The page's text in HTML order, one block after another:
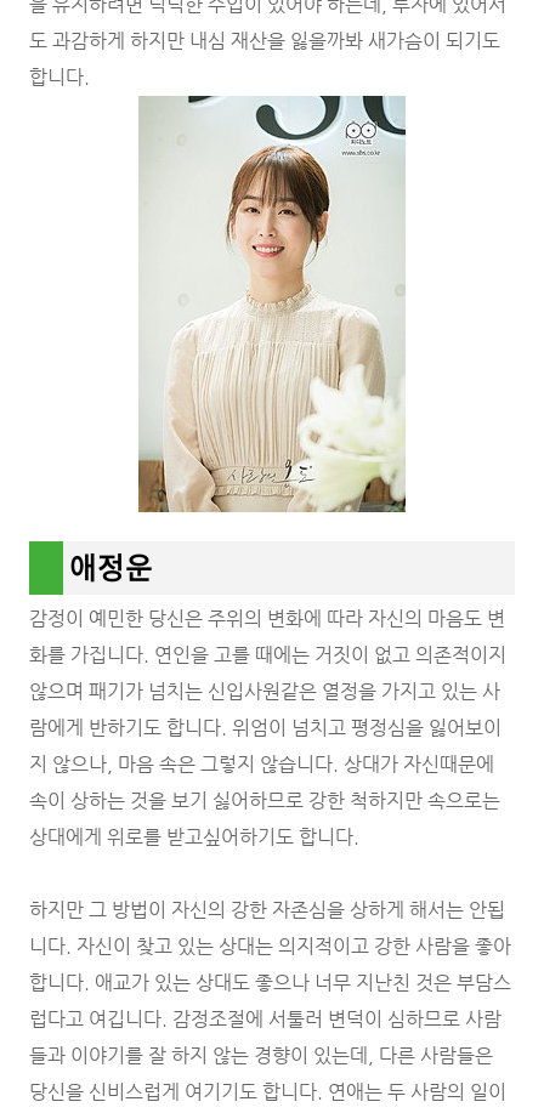
도 과감하게 하지만 내심 재산을 잃을까봐 새가슴이 되기도
합니다.
애정운
감정이 예민한 당신은 주위의 변화에 따라 자신의 마음도 변
화를 가집니다. 연인을 고를 때에는 거짓이 없고 의존적이지
않으며 패기가 넘치는 신입사원같은 열정을 가지고 있는 사
람에게 반하기도 합니다. 위엄이 넘치고 평정심을 잃어보이
지 않으나, 마음 속은 그렇지 않습니다. 상대가 자신때문에
속이 상하는 것을 보기 싫어하므로 강한 척하지만 속으로는
상대에게 위로를 받고싶어하기도 합니다.
하지만 그 방법이 자신의 강한 자존심을 상하게 해서는 안됩
니다. 자신이 찾고 있는 상대는 의지적이고 강한 사람을 좋아
합니다. 애교가 있는 상대도 좋으나 너무 지난친 것은 부담스
럽다고 여깁니다. 감정조절에 서툴러 변덕이 심하므로 사람
들과 이야기를 잘 하지 않는 경향이 있는데, 다른 사람들은
당신을 신비스럽게 여기기도 합니다. 연애는 두 사람의 일이